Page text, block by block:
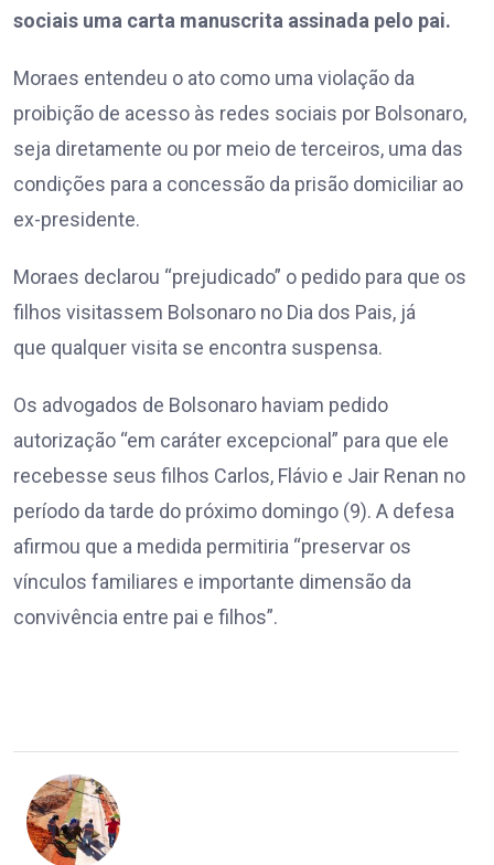
sociais uma carta manuscrita assinada pelo pai.
Moraes entendeu o ato como uma violação da
proibição de acesso às redes sociais por Bolsonaro,
seja diretamente ou por meio de terceiros, uma das
condições para a concessão da prisão domiciliar ao
ex-presidente.
Moraes declarou “prejudicado” o pedido para que os
filhos visitassem Bolsonaro no Dia dos Pais, já
que qualquer visita se encontra suspensa.
Os advogados de Bolsonaro haviam pedido
autorização “em caráter excepcional” para que ele
recebesse seus filhos Carlos, Flávio e Jair Renan no
período da tarde do próximo domingo (9). A defesa
afirmou que a medida permitiria “preservar os
vínculos familiares e importante dimensão da
convivência entre pai e filhos”.